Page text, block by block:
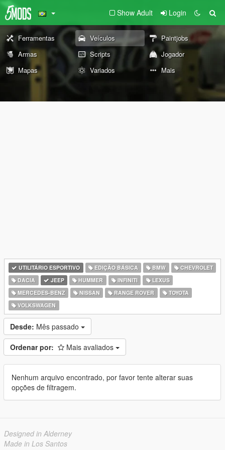
Show Adult Login
Ferramentas Veículos
Paintjobs
Armas
Scripts
Jogador
Mapas
Variados Mais
UTILITÁRIO ESPORTIVO EDIÇÃO BÁSICA BMW
CHEVROLET
DACIA
JEEP HUMMER INFINITI
LEXUS
MERCEDES-BENZ
NISSAN RANGE ROVER
TOYOTA
VOLKSWAGEN
Desde: Mês passado
Ordenar por: Mais avaliados
Nenhum arquivo encontrado, por favor tente alterar suas
opções de filtragem.
Designed in Alderney
Made in Los Santos